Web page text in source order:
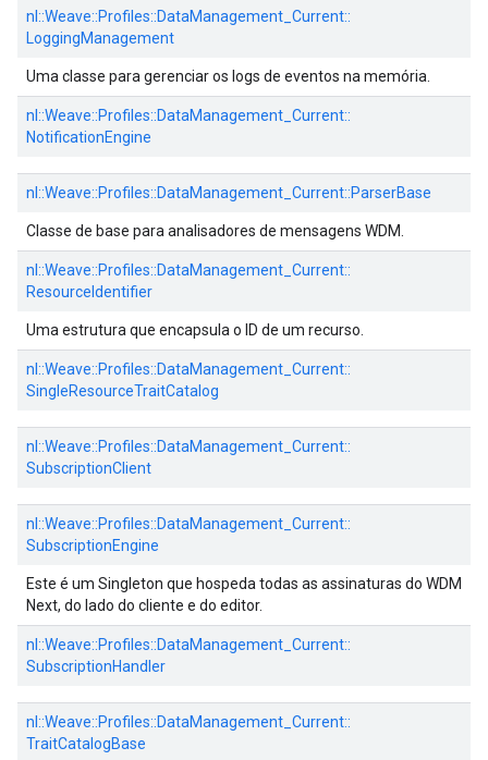
nl::Weave::Profiles::DataManagement_Current::
LoggingManagement
Uma classe para gerenciar os logs de eventos na memória.
nl::Weave::Profiles::DataManagement_Current::
NotificationEngine
nl::Weave::Profiles::DataManagement_Current::ParserBase
Classe de base para analisadores de mensagens WDM.
nl::Weave::Profiles::DataManagement_Current::
ResourceIdentifier
Uma estrutura que encapsula o ID de um recurso.
nl::Weave::Profiles::DataManagement_Current::
SingleResourceTraitCatalog
nl::Weave::Profiles::DataManagement_Current::
SubscriptionClient
nl::Weave::Profiles::DataManagement_Current::
SubscriptionEngine
Este é um Singleton que hospeda todas as assinaturas do WDM
Next, do lado do cliente e do editor.
nl::Weave::Profiles::DataManagement_Current::
SubscriptionHandler
nl::Weave::Profiles::DataManagement_Current::
TraitCatalogBase